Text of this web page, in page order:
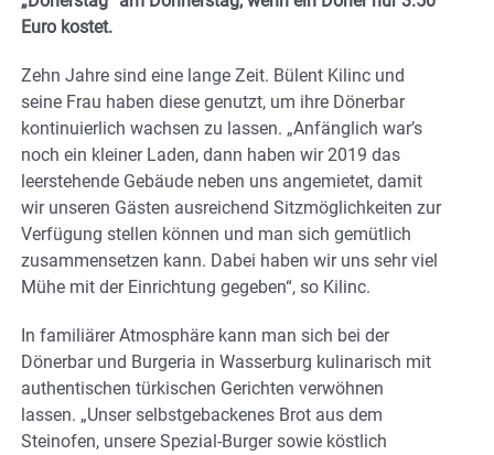
Euro kostet.
Zehn Jahre sind eine lange Zeit. Bülent Kilinc und
seine Frau haben diese genutzt, um ihre Dönerbar
kontinuierlich wachsen zu lassen. „Anfänglich war’s
noch ein kleiner Laden, dann haben wir 2019 das
leerstehende Gebäude neben uns angemietet, damit
wir unseren Gästen ausreichend Sitzmöglichkeiten zur
Verfügung stellen können und man sich gemütlich
zusammensetzen kann. Dabei haben wir uns sehr viel
Mühe mit der Einrichtung gegeben“, so Kilinc.
In familiärer Atmosphäre kann man sich bei der
Dönerbar und Burgeria in Wasserburg kulinarisch mit
authentischen türkischen Gerichten verwöhnen
lassen. „Unser selbstgebackenes Brot aus dem
Steinofen, unsere Spezial-Burger sowie köstlich